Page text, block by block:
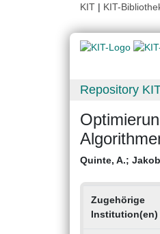
KIT | KIT-
Repository
Quinte, A.;
Zugehörige
Institution(en)